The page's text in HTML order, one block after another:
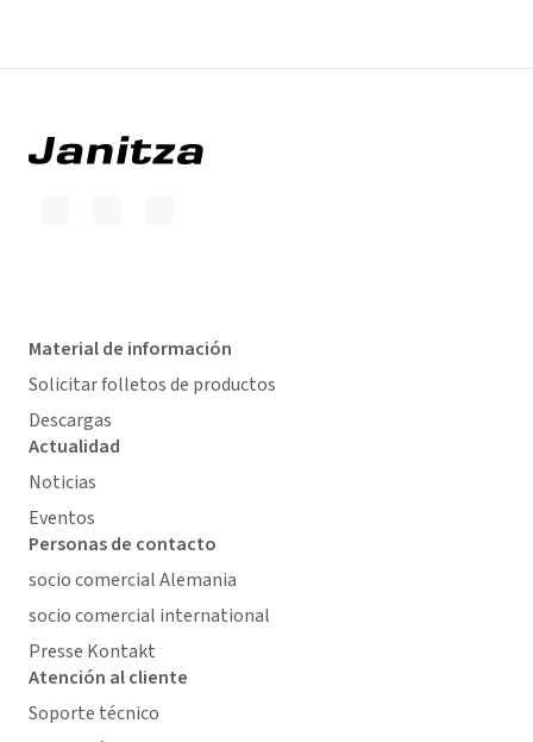
Material de información
Solicitar folletos de productos
Descargas
Actualidad
Noticias
Eventos
Personas de contacto
socio comercial Alemania
socio comercial international
Presse Kontakt
Atención al cliente
Soporte técnico